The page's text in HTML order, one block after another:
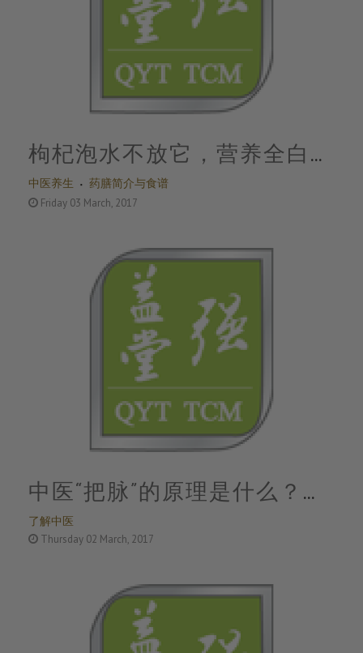
中医养生 药膳简介与食谱
枸杞泡水不放它，营养全白
搭！这么多年我们都吃错了~
Friday 03 March, 2017
了解中医
中医“把脉”的原理是什么？掌
握这五条秒懂
Thursday 02 March, 2017